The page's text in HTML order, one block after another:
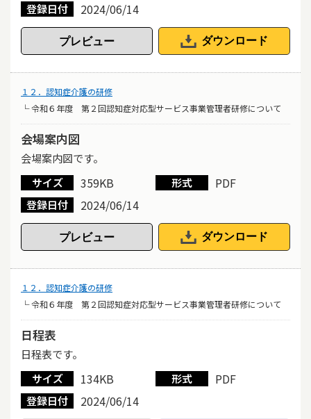
登録日付 2024/06/14
ダウンロード
１２．認知症介護の研修
└ 令和６年度 第２回認知症対応型サービス事業管理者研修について
会場案内図
会場案内図です。
サイズ
359KB 形式 PDF
登録日付 2024/06/14
ダウンロード
１２．認知症介護の研修
└ 令和６年度 第２回認知症対応型サービス事業管理者研修について
日程表
日程表です。
サイズ
134KB 形式 PDF
登録日付 2024/06/14